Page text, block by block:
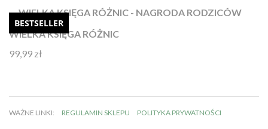
BESTSELLER
WIELKA KSIĘGA RÓŻNIC
Oceniono
99,99 zł
WAŻNE LINKI: REGULAMIN SKLEPU POLITYKA PRYWATNOŚCI